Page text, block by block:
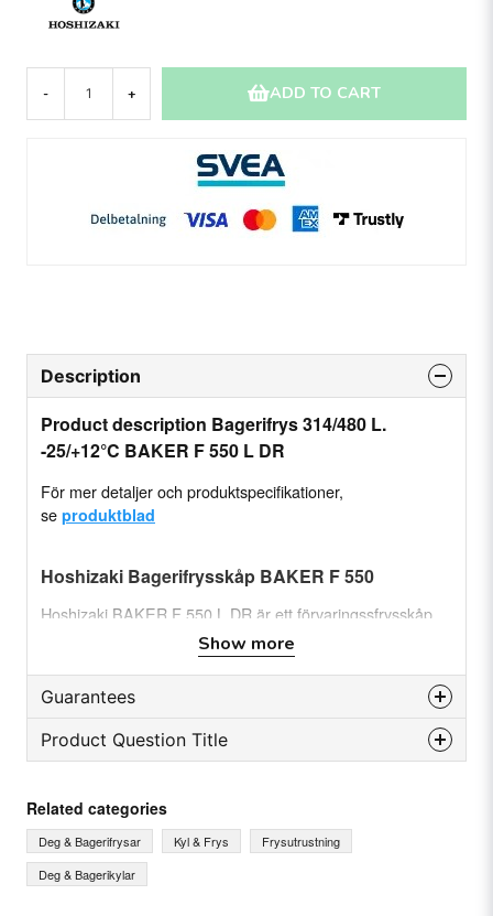
- + ADD TO CART
Description
Product description Bagerifrys 314/480 L.
-25/+12°C BAKER F 550 L DR
För mer detaljer och produktspecifikationer,
se produktblad
Hoshizaki Bagerifrysskåp BAKER F 550
Hoshizaki BAKER F 550 L DR är ett förvaringssfrysskåp
för bageriplåtar 400 x 600 mm.
Med en nettovolym på ca. 314 liter och bruttovolym på ca
Levereras som standard med 25 set bärskenor.
Luftcirkulationssystem
Fläkten stannar automatiskt vid dörröppning
Automatisk avfrostning och förångning av
Show more
Guarantees
Reservdelsgaranti
Leverantid
Beställningsvara
Product Question Title
Ask us something about this product...
Related categories
Deg & Bagerifrysar Kyl & Frys
Frysutrustning
Deg & Bagerikylar